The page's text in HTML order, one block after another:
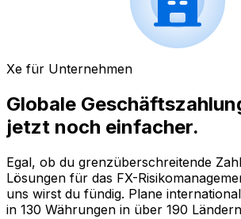
Xe für Unternehmen
Globale
jetzt noch einfacher.
Egal, ob du grenzüberschreitende
Lösungen für das FX-
uns wirst du fündig. Plane
in 130 Währungen in über 190